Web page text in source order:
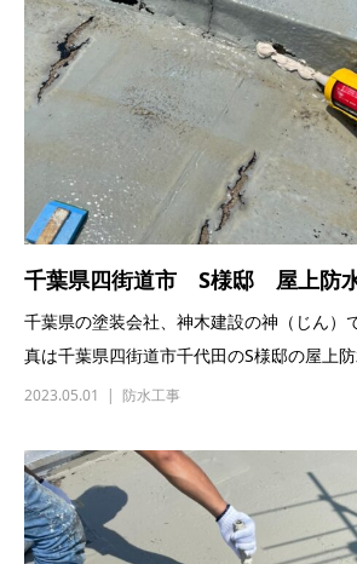
千葉県四街道市 S様邸 屋上防
千葉県の塗装会社、神木建設の神（じん）
真は千葉県四街道市千代田のS様邸の屋上
2023.05.01 防水工事